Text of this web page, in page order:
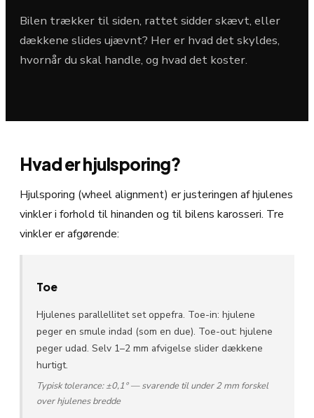
Bilen trækker til siden, rattet sidder skævt, eller
dækkene slides ujævnt? Her er hvad det skyldes,
hvornår du skal handle, og hvad det koster.
Hvad er hjulsporing?
Hjulsporing (wheel alignment) er justeringen af hjulenes
vinkler i forhold til hinanden og til bilens karosseri. Tre
vinkler er afgørende:
Toe
Hjulenes parallellitet set oppefra. Toe-in: hjulene
peger en smule indad (som en due). Toe-out: hjulene
peger udad. Selv 1–2 mm afvigelse slider dækkene
hurtigt.
Typisk tolerance: ±0,1° — svarende til under 2 mm forskel
over hjulenes bredde